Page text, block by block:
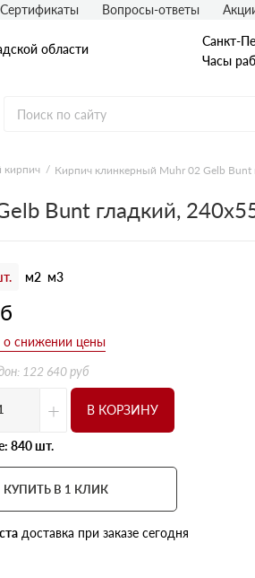
области
Санкт-
Часы
Рядовой кирпич
Полнотелый
Сертификаты Вопросы-ответы
кирпич Кирпич клинкерный Muhr 02 Gelb Bunt
Bunt гладкий,
м2 м3
122 640 руб
+ В КОРЗИНУ
840 шт.
КУПИТЬ В 1 КЛИК
доставка при заказе сегодня